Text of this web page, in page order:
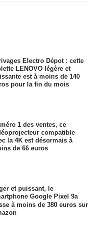
Electro Dépot : cette
LENOVO légère et
est à moins de 140
pour la fin du mois
1 des ventes, ce
compatible
la 4K est désormais à
de 66 euros
et puissant, le
Google Pixel 9a
à moins de 380 euros sur